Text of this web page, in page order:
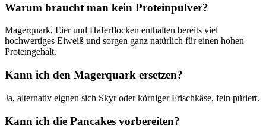
Warum braucht man kein Proteinpulver?
Magerquark, Eier und Haferflocken enthalten bereits viel
hochwertiges Eiweiß und sorgen ganz natürlich für einen hohen
Proteingehalt.
Kann ich den Magerquark ersetzen?
Ja, alternativ eignen sich Skyr oder körniger Frischkäse, fein püriert.
Kann ich die Pancakes vorbereiten?